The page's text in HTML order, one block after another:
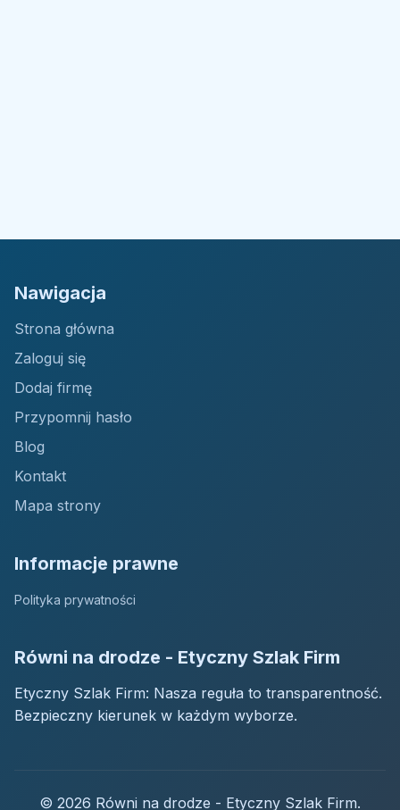
Nawigacja
Strona główna
Zaloguj się
Dodaj firmę
Przypomnij hasło
Blog
Kontakt
Mapa strony
Informacje prawne
Polityka prywatności
Równi na drodze - Etyczny Szlak Firm
Etyczny Szlak Firm: Nasza reguła to transparentność.
Bezpieczny kierunek w każdym wyborze.
© 2026 Równi na drodze - Etyczny Szlak Firm.